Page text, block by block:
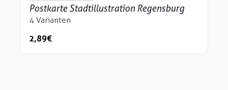
Postkarte Stadtillustration Regensburg
4 Varianten
2,89 €